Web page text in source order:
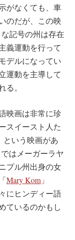
がなくても、車
のだが、この映
記号の州は存在
義運動を行って
デルになってい
運動を主導して
。
映画は非常に珍
スイースト人た
という映画があ
ではメーガーラヤ
プル州出身の女
Mary Kom 」
にヒンディー語
ているのかもし